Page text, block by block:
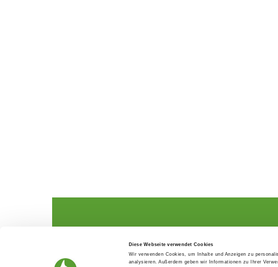
Diese Webseite verwendet Cookies
Wir verwenden Cookies, um Inhalte und Anzeigen zu
analysieren. Außerdem geben wir Informationen zu Ihrer
Everything about the breed
Breeding and upbringing
Structur
SV magazine